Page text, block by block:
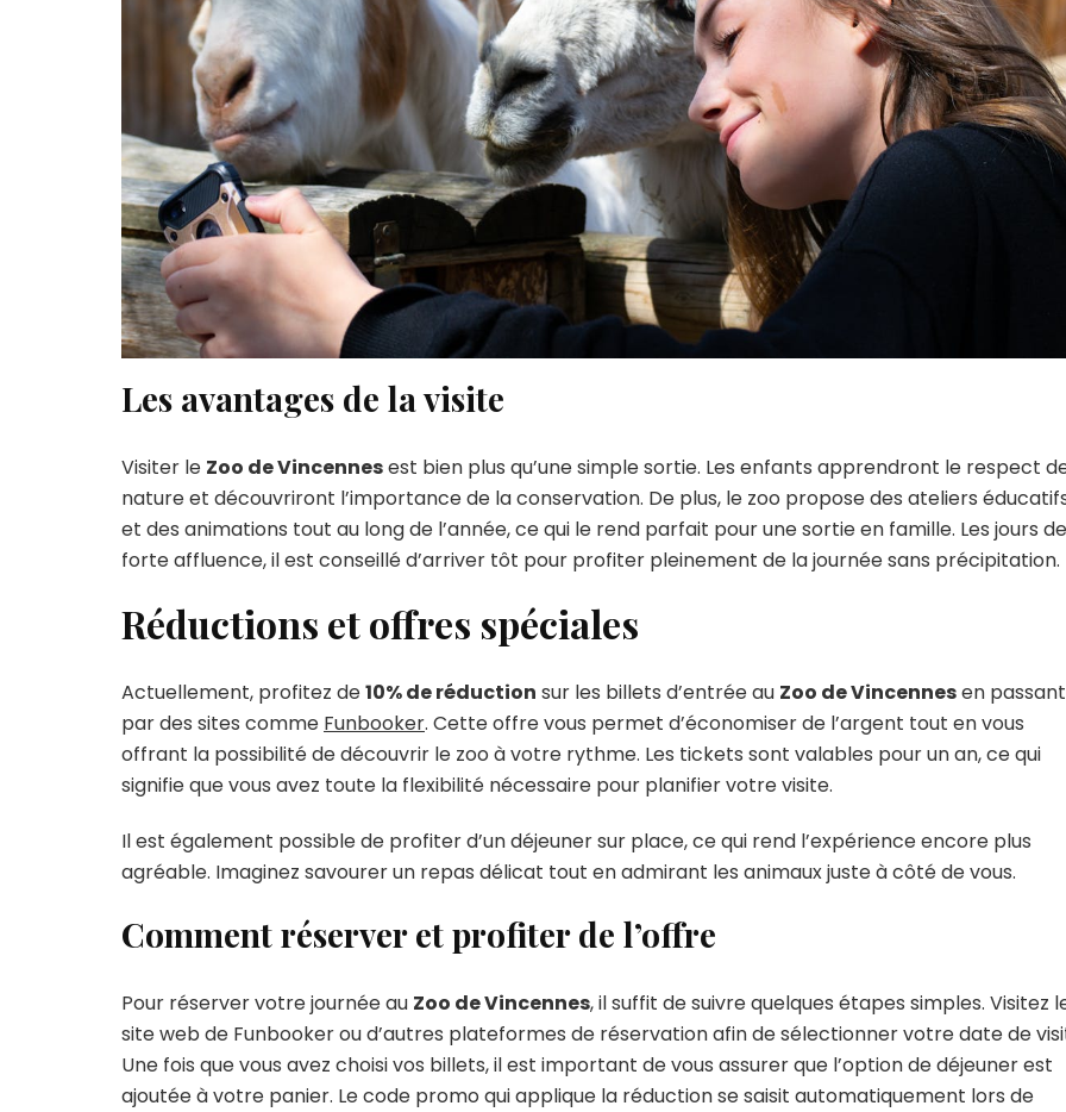
Les avantages de la visite
Visiter le Zoo de Vincennesest bien plus qu’une simple sortie. Les enfants apprendront le respect
nature et découvriront l’importance de la conservation. De plus, le zoo propose des ateliers
et des animations tout au long de l’année, ce qui le rend parfait pour une sortie en famille. Les jours de
forte affluence, il est conseillé d’arriver tôt pour profiter pleinement de la journée sans précipitation.
Réductions et offres spéciales
Actuellement, profitez de10% de réduction sur les billets d’entrée au Zoo de Vincennesen passant
par des sites comme Funbooker. Cette offre vous permet d’économiser de l’argent tout en vous
offrant la possibilité de découvrir le zoo à votre rythme. Les tickets sont valables pour un an, ce qui
signifie que vous avez toute la flexibilité nécessaire pour planifier votre visite.
Il est également possible de profiter d’un déjeuner sur place, ce qui rend l’expérience encore plus
agréable. Imaginez savourer un repas délicat tout en admirant les animaux juste à côté de vous.
Comment réserver et profiter de l’offre
Pour réserver votre journée au Zoo de Vincennes, il suffit de suivre quelques étapes simples. Visitez
site web de Funbooker ou d’autres plateformes de réservation afin de sélectionner votre date de
Une fois que vous avez choisi vos billets, il est important de vous assurer que l’option de déjeuner est
ajoutée à votre panier. Le code promo qui applique la réduction se saisit automatiquement lors de